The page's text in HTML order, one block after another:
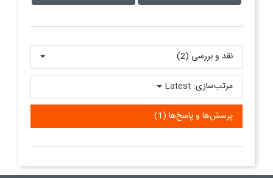
نقد و بررسی‌‌ (2)
پرسش‌ها و پاسخ‌ها (1)
مرتب‌سازی: Latest